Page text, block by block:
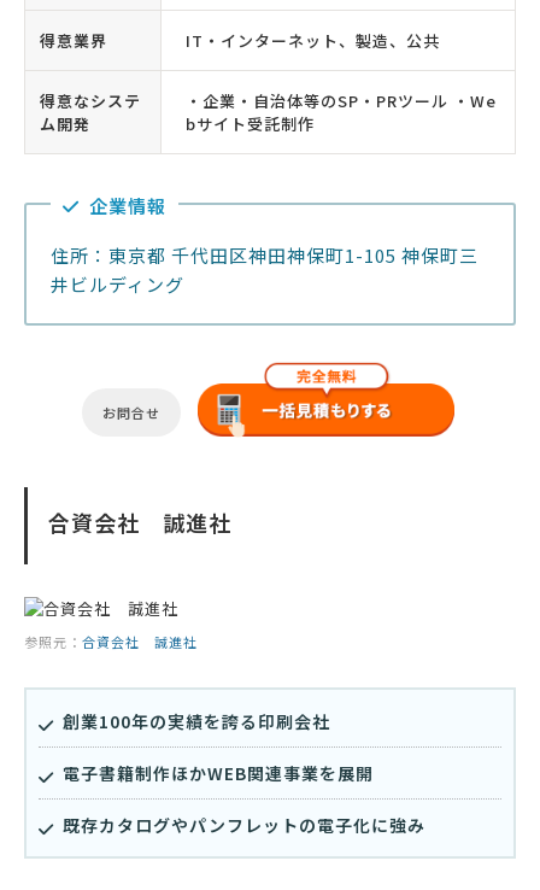
得意業界 IT・インターネット、製造、公共
得意なシステ
ム開発
・企業・自治体等のSP・PRツール ・We
bサイト受託制作
企業情報
住所：東京都 千代田区神田神保町1-105 神保町三
井ビルディング
お問合せ
合資会社 誠進社
参照元： 合資会社 誠進社
創業100年の実績を誇る印刷会社
電子書籍制作ほかWEB関連事業を展開
既存カタログやパンフレットの電子化に強み